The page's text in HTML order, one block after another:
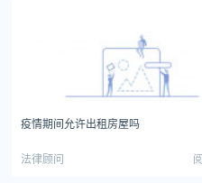
疫情期间允许出租房屋吗
法律顾问